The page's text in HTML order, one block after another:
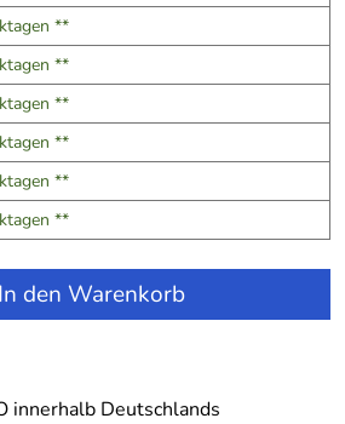
**
**
**
**
**
**
In den Warenkorb
innerhalb Deutschlands